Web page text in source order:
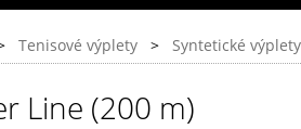
Tenisové výplety > Syntetické výplety
Line (200 m)